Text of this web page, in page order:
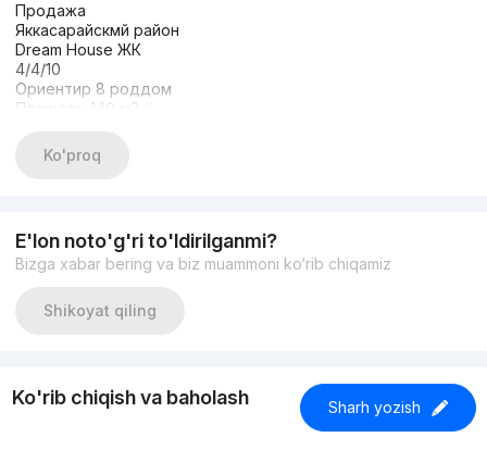
Продажа
Яккасарайскмй район
Dream House ЖК
4/4/10
Ориентир 8 роддом
Площадь 140 м2✅
Полностью укомплектованная
Цена 255.000$ 💵
Ko'proq
E'lon noto'g'ri to'ldirilganmi?
Bizga xabar bering va biz muammoni ko‘rib chiqamiz
Shikoyat qiling
Ko'rib chiqish va baholash Sharh yozish